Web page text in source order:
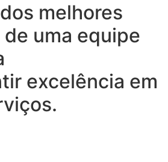
melhores
uma equipe
excelência em